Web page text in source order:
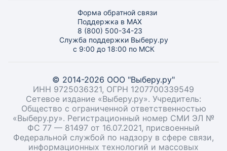
Форма обратной связи
Поддержка в MAX
8 (800) 500-34-23
Служба поддержки Выберу.ру
с 9:00 до 18:00 по МСК
© 2014-2026 ООО "Выберу.ру"
ИНН 9725036321, ОГРН 1207700339549
Сетевое издание «Выберу.ру». Учредитель:
Общество с ограниченной ответственностью
«Выберу.ру». Регистрационный номер СМИ ЭЛ №
ФС 77 — 81497 от 16.07.2021, присвоенный
Федеральной службой по надзору в сфере связи,
информационных технологий и массовых